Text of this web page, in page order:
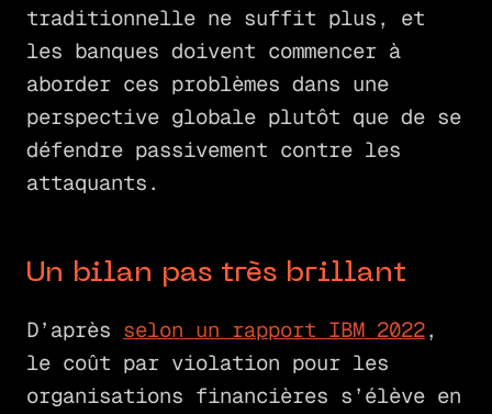
traditionnelle ne suffit plus, et
les banques doivent commencer à
aborder ces problèmes dans une
perspective globale plutôt que de se
défendre passivement contre les
attaquants.
Un bilan pas très brillant
D’après selon un rapport IBM 2022,
le coût par violation pour les
organisations financières s’élève en